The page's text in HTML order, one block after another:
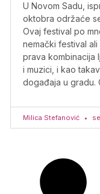
U Novom Sadu,
oktobra održaće
Ovaj festival po
nemački festival ali
prava kombinacija
i muzici, i kao
događaja u gradu.
Milica Stefanović